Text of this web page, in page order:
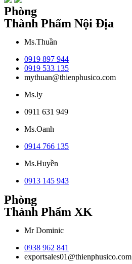
Phòng
Thành Phẩm Nội Địa
Ms.Thuần
0919 897 944
0919 533 135
mythuan@thienphusico.com
Ms.ly
0911 631 949
Ms.Oanh
0914 766 135
Ms.Huyền
0913 145 943
Phòng
Thành Phẩm XK
Mr Dominic
0938 962 841
exportsales01@thienphusico.com